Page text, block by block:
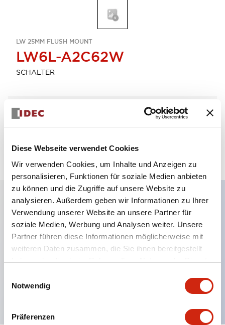
Diese Webseite verwendet Cookies
Wir verwenden Cookies, um Inhalte und Anzeigen zu
personalisieren, Funktionen für soziale Medien anbieten
zu können und die Zugriffe auf unsere Website zu
analysieren. Außerdem geben wir Informationen zu Ihrer
Verwendung unserer Website an unsere Partner für
soziale Medien, Werbung und Analysen weiter. Unsere
Partner führen diese Informationen möglicherweise mit
weiteren Daten zusammen, die Sie ihnen bereitgestellt
haben oder die sie im Rahmen Ihrer Nutzung der Dienste
Notwendig
Präferenzen
LW 25MM FLUSH MOUNT
LW6L-A2C62W
SCHALTER
Menge auswählen
zum Zitat hinzufügen
Hauptmerkmale
Mehrfachbefestigung möglich
Schutzart IP65 (IEC60529)